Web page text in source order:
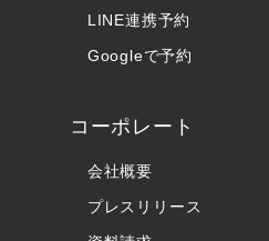
LINE連携予約
Googleで予約
コーポレート
会社概要
プレスリリース